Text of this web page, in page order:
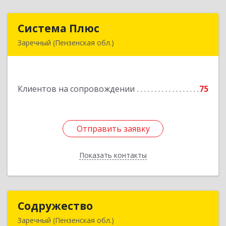
Система Плюс
Заречный (Пензенская обл.)
Клиентов на сопровождении 75
Отправить заявку
Показать контакты
Подробнее
Отправить заявку
Назад
Содружество
Заречный (Пензенская обл.)